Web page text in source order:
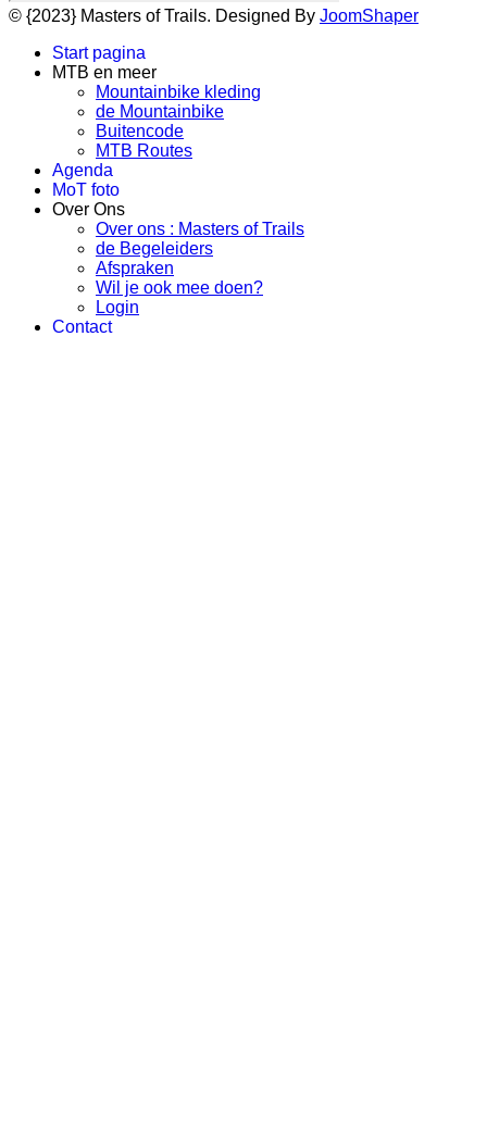
© {2023} Masters of Trails. Designed By JoomShaper
Start pagina
MTB en meer
Mountainbike kleding
de Mountainbike
Buitencode
MTB Routes
Agenda
MoT foto
Over Ons
Over ons : Masters of Trails
de Begeleiders
Afspraken
Wil je ook mee doen?
Login
Contact